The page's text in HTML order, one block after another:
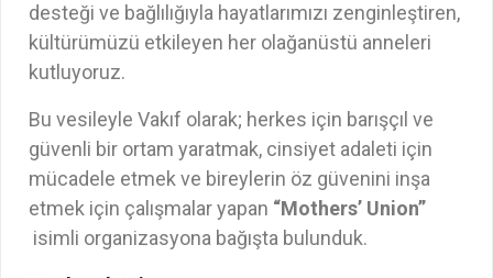
desteği ve bağlılığıyla hayatlarımızı zenginleştiren,
kültürümüzü etkileyen her olağanüstü anneleri
kutluyoruz.
Bu vesileyle Vakıf olarak; herkes için barışçıl ve
güvenli bir ortam yaratmak, cinsiyet adaleti için
mücadele etmek ve bireylerin öz güvenini inşa
etmek için çalışmalar yapan “Mothers’ Union”
isimli organizasyona bağışta bulunduk.